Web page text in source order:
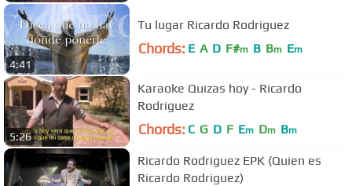
4:41
Tu lugar Ricardo Rodriguez
Chords: E A D F#m B Bm Em
5:26
Karaoke Quizas hoy - Ricardo
Rodriguez
Chords: C G D F Em Dm Bm
Ricardo Rodriguez EPK (Quien es
Ricardo Rodriguez)